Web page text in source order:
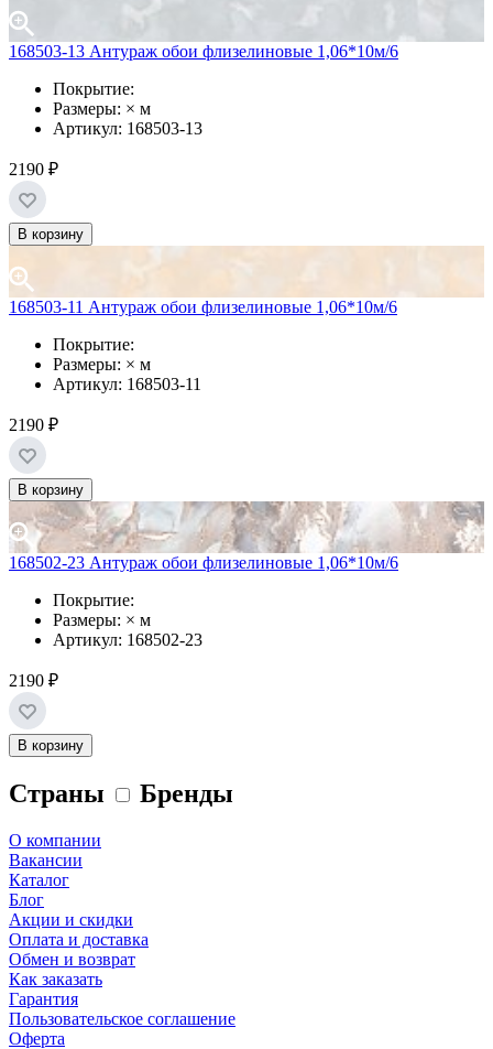
168503-13 Антураж обои флизелиновые 1,06*10м/6
Покрытие:
Размеры: × м
Артикул: 168503-13
2190 ₽
В корзину
168503-11 Антураж обои флизелиновые 1,06*10м/6
Покрытие:
Размеры: × м
Артикул: 168503-11
2190 ₽
В корзину
168502-23 Антураж обои флизелиновые 1,06*10м/6
Покрытие:
Размеры: × м
Артикул: 168502-23
2190 ₽
В корзину
Страны Бренды
О компании
Вакансии
Каталог
Блог
Акции и скидки
Оплата и доставка
Обмен и возврат
Как заказать
Гарантия
Пользовательское соглашение
Оферта